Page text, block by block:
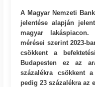
A Magyar Nemzeti
jelentése alapján
magyar lakáspiacon.
mérései szerint 2023-
csökkent a
Budapesten ez az
százalékra csökkent
pedig 23 százalékra az